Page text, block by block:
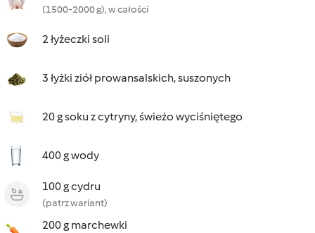
(1500-2000 g), w całości
2 łyżeczki soli
3 łyżki ziół prowansalskich, suszonych
20 g soku z cytryny, świeżo wyciśniętego
400 g wody
100 g cydru
(patrz wariant)
200 g marchewki